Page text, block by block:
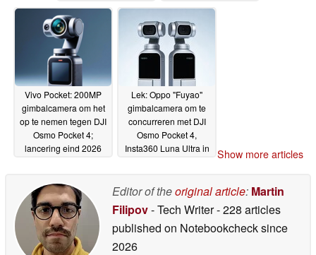
16-05-
Vivo Pocket: 200MP
gimbalcamera om het
op te nemen tegen DJI
Osmo Pocket 4;
lancering eind 2026
Lek: Oppo "Fuyao"
gimbalcamera om te
concurreren met DJI
Osmo Pocket 4,
Insta360 Luna Ultra in
Show more articles
Editor of theoriginal article: Martin
Filipov- Tech Writer- 228 articles
published on Notebookchecksince
2026